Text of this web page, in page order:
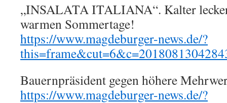
„INSALATA ITALIANA“. Kalter
warmen Sommertage!
https://www.magdeburger-news.de/?
Bauernpräsident gegen höhere
https://www.magdeburger-news.de/?